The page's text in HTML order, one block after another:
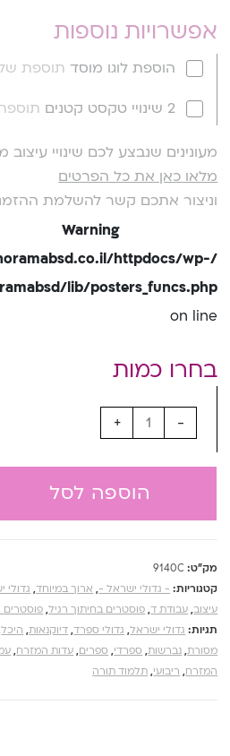
אפשרויות נוספות
הוספת לוגו מוסד תוספת של 90
2 שינויי טקסט קטנים תוספת
מעונינים שנבצע לכם שינויי
מלאו כאן את כל הפרטים
וניצור אתכם קשר להשלמת
Warning
httpdocs/wp-
lib/posters_funcs.php
on line
-
+
הוספה לסל
מק"ט: 9140C
קטגוריות: - גדולי ישראל -, ארוך במיוחד, גדולי
עיצוב, עבודת ד, פוסטרים בחיתוך רגיל, פוסטרים
תגיות: גדולי ישראל, גדולי ספרד, דיוקנאות, היכל
מסורת, נברשות, ספרדי, ספרים, עדות המזרח,
המזרח, ריבועי, תלמוד תורה